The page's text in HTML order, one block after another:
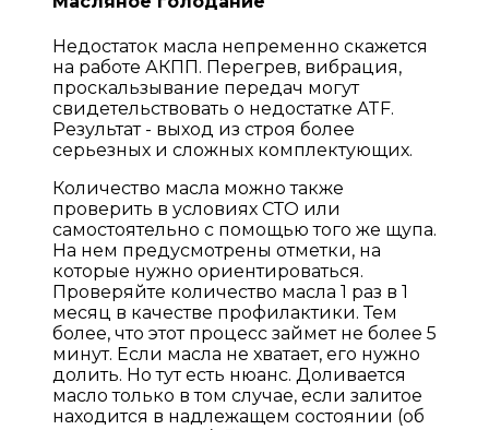
Недостаток масла непременно скажется
на работе АКПП. Перегрев, вибрация,
проскальзывание передач могут
свидетельствовать о недостатке ATF.
Результат - выход из строя более
серьезных и сложных комплектующих.
Количество масла можно также
проверить в условиях СТО или
самостоятельно с помощью того же щупа.
На нем предусмотрены отметки, на
которые нужно ориентироваться.
Проверяйте количество масла 1 раз в 1
месяц в качестве профилактики. Тем
более, что этот процесс займет не более 5
минут. Если масла не хватает, его нужно
долить. Но тут есть нюанс. Доливается
масло только в том случае, если залитое
находится в надлежащем состоянии (об